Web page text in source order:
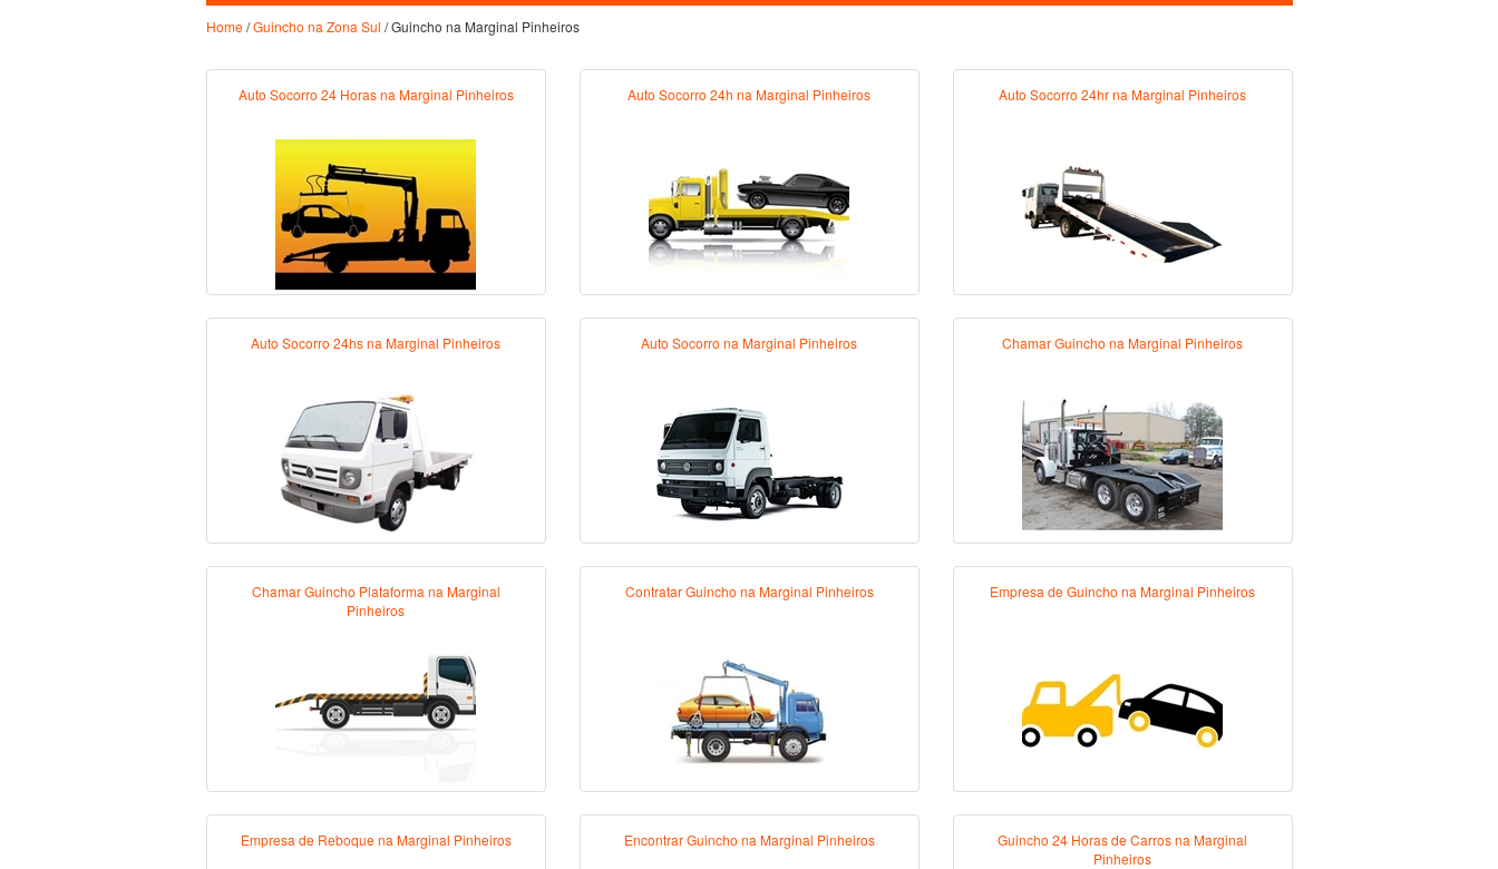
Home/Guincho na Zona Sul / Guincho na Marginal Pinheiros
Auto Socorro 24 Horas na Marginal Pinheiros Auto Socorro 24h na Marginal Pinheiros Auto Socorro 24hr na Marginal Pinheiros
Auto Socorro 24hs na Marginal Pinheiros Auto Socorro na Marginal Pinheiros Chamar Guincho na Marginal Pinheiros
Chamar Guincho Plataforma na Marginal
Pinheiros
Contratar Guincho na Marginal Pinheiros Empresa de Guincho na Marginal Pinheiros
Empresa de Reboque na Marginal Pinheiros Encontrar Guincho na Marginal Pinheiros
Guincho 24 Horas de Carros na Marginal
Pinheiros